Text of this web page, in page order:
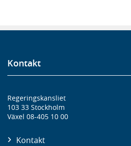
Kontakt
Regeringskansliet
103 33 Stockholm
Växel 08-405 10 00
Kontakt